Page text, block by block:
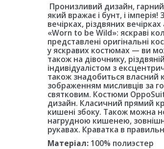
Пронизливий дизайн,
який вражає і бунт, і
вечірках, різдвяних
«Worn to be Wild»: яскраві
представлені оригінальні
у яскравих костюмах — ви
також на дівочнику,
індивідуалістом з
також знадобиться власний
зображенням мисливців за
святковим. Костюми
дизайн. Класичний прямий
кишені збоку. Також можна
нагрудною кишенею,
рукавах. Краватка в
Матеріал: 100% полиэстер